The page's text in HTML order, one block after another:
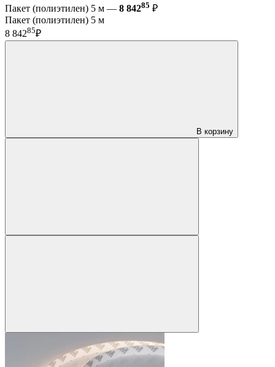
Пакет (полиэтилен) 5 м — 8 84285 ₽
Пакет (полиэтилен) 5 м
8 84285₽
В корзину